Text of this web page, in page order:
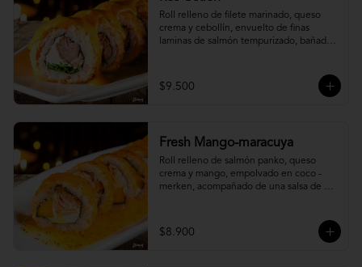
Roll relleno de filete marinado, queso
crema y cebollín, envuelto de finas
laminas de salmón tempurizado, bañada
$9.500
Fresh Mango-maracuya
Roll relleno de salmón panko, queso
crema y mango, empolvado en coco -
merken, acompañado de una salsa de
$8.900